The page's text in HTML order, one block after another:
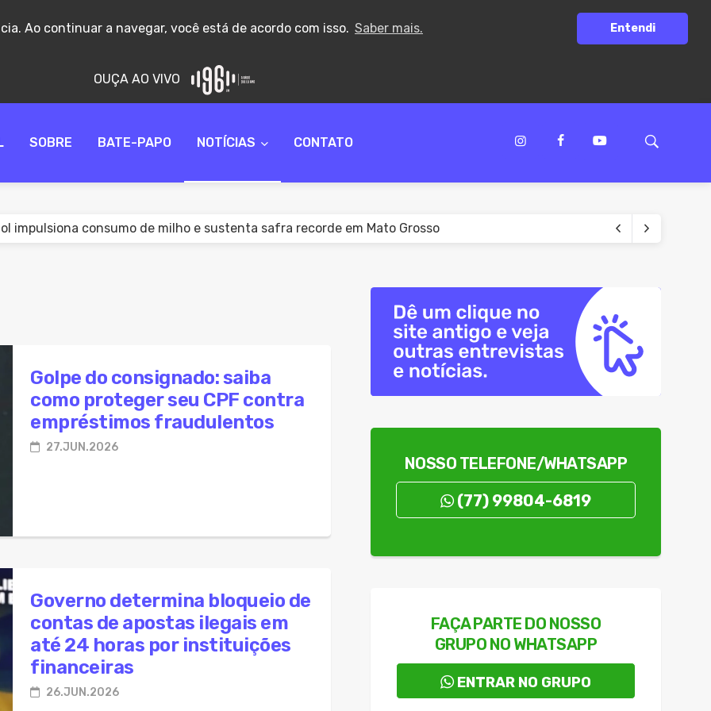
Ao continuar a navegar, você está de acordo com isso. Saber mais. Entendi
OUÇA AO VIVO
SOBRE BATE-PAPO NOTÍCIAS CONTATO
no teste do pezinho dificulta diagnóstico precoce da AME
apoio ao Conselho Tutelar em quatro ocorrências em Guanambi
prevenção e tratamento reduzem risco de infarto e AVC
candidatos devem acompanhar lista de espera até 24 de setembro
propõe isenção de US$ 1 mil para compras no exterior
vagas de entrada e muda perfil de estagiários
propõe novas regras para importação de cacau no Brasil
3º maior índice de ausência paterna do Brasil
impulsiona consumo de milho e sustenta safra recorde em Mato Grosso
Golpe do consignado: saiba
como proteger seu CPF contra
empréstimos fraudulentos
27.JUN.2026
Governo determina bloqueio de
contas de apostas ilegais em
até 24 horas por instituições
financeiras
26.JUN.2026
NOSSO TELEFONE/WHATSAPP
(77) 99804-6819
FAÇA PARTE DO NOSSO
GRUPO NO WHATSAPP
ENTRAR NO GRUPO